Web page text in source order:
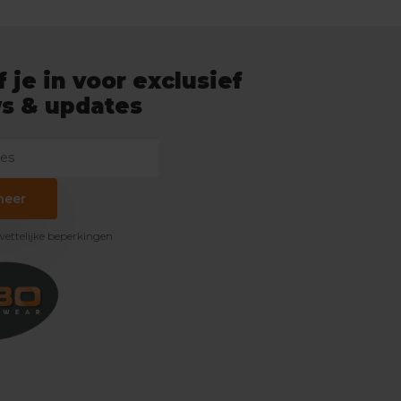
je in voor exclusief
& updates
beperkingen